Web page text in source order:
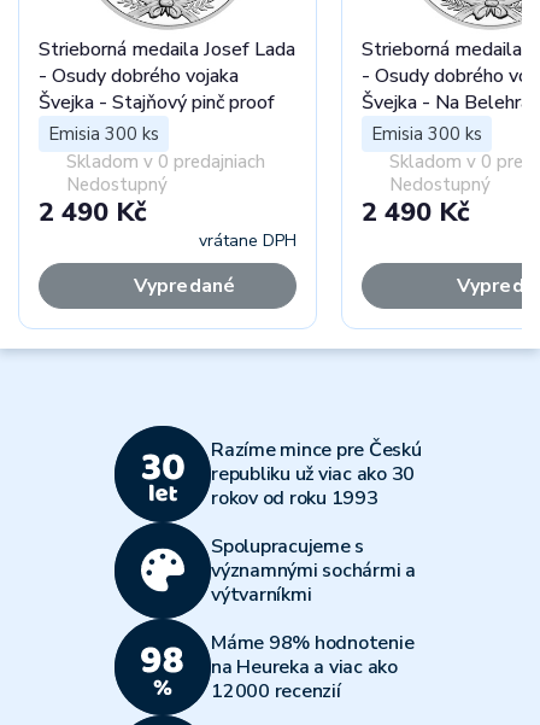
Strieborná medaila Josef Lada
- Osudy dobrého vojaka
Švejka - Stajňový pinč proof
Emisia 300 ks
Skladom v 0 predajniach
Nedostupný
2 490 Kč
vrátane DPH
Vypredané
Strieborná medaila
- Osudy dobrého
Švejka - Na
Emisia 300 ks
Skladom v 0
Nedostupný
2 490 Kč
Razíme mince pre Českú
republiku už viac ako 30
rokov od roku 1993
Spolupracujeme s
významnými sochármi a
výtvarníkmi
Máme 98% hodnotenie
na Heureka a viac ako
12000 recenzií